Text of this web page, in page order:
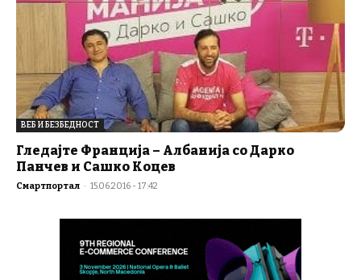
ВЕБ И БЕЗБЕДНОСТ
Гледајте Франција – Албанија со Дарко
Панчев и Сашко Коцев
Смартпортал - 15.06.2016 - 17:42